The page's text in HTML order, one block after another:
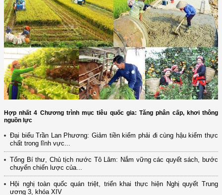
Hợp nhất 4 Chương trình mục tiêu quốc gia: Tăng phân cấp, khơi thông
nguồn lực
Đại biểu Trần Lan Phương: Giảm tiền kiểm phải đi cùng hậu kiểm thực
chất trong lĩnh vực...
Tổng Bí thư, Chủ tịch nước Tô Lâm: Nắm vững các quyết sách, bước
chuyển chiến lược của...
Hội nghị toàn quốc quán triệt, triển khai thực hiện Nghị quyết Trung
ương 3, khóa XIV